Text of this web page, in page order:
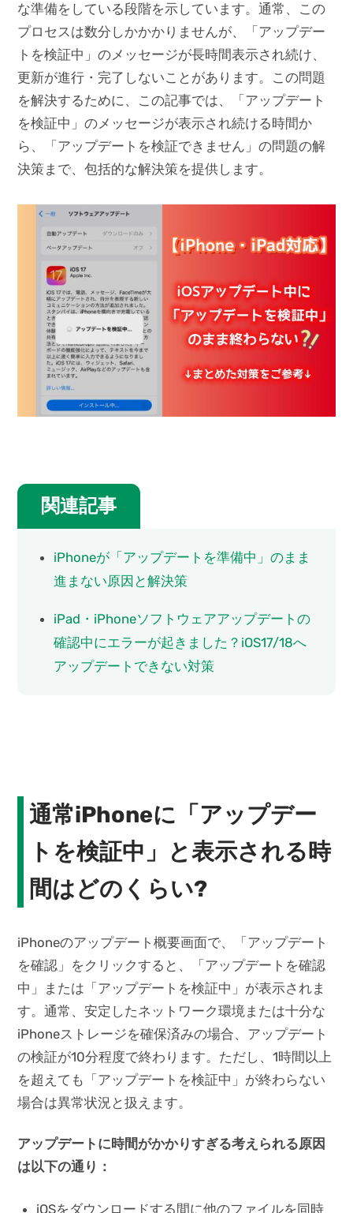
な準備をしている段階を示しています。通常、この
プロセスは数分しかかかりませんが、「アップデー
トを検証中」のメッセージが長時間表示され続け、
更新が進行・完了しないことがあります。この問題
を解決するために、この記事では、「アップデート
を検証中」のメッセージが表示され続ける時間か
ら、「アップデートを検証できません」の問題の解
決策まで、包括的な解決策を提供します。
関連記事
iPhoneが「アップデートを準備中」のまま
進まない原因と解決策
iPad・iPhoneソフトウェアアップデートの
確認中にエラーが起きました？iOS17/18へ
アップデートできない対策
通常iPhoneに「アップデー
トを検証中」と表示される時
間はどのくらい?
iPhoneのアップデート概要画面で、「アップデート
を確認」をクリックすると、「アップデートを確認
中」または「アップデートを検証中」が表示されま
す。通常、安定したネットワーク環境または十分な
iPhoneストレージを確保済みの場合、アップデート
の検証が10分程度で終わります。ただし、1時間以上
を超えても「アップデートを検証中」が終わらない
場合は異常状況と扱えます。
アップデートに時間がかかりすぎる考えられる原因
は以下の通り：
iOSをダウンロードする間に他のファイルを同時